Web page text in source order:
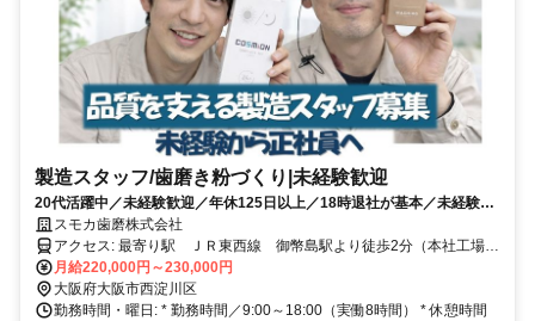
製造スタッフ/歯磨き粉づくり|未経験歓迎
20代活躍中／未経験歓迎／年休125日以上／18時退社が基本／未経験ス
タート9割／生活用品メーカー／残業月10時間未満
スモカ歯磨株式会社
アクセス: 最寄り駅 ＪＲ東西線 御幣島駅より徒歩2分（本社工場）
WORKS工場（本社より徒歩5分）
月給220,000円～230,000円
大阪府大阪市西淀川区
勤務時間・曜日: * 勤務時間／9:00～18:00（実働8時間） * 休憩時間